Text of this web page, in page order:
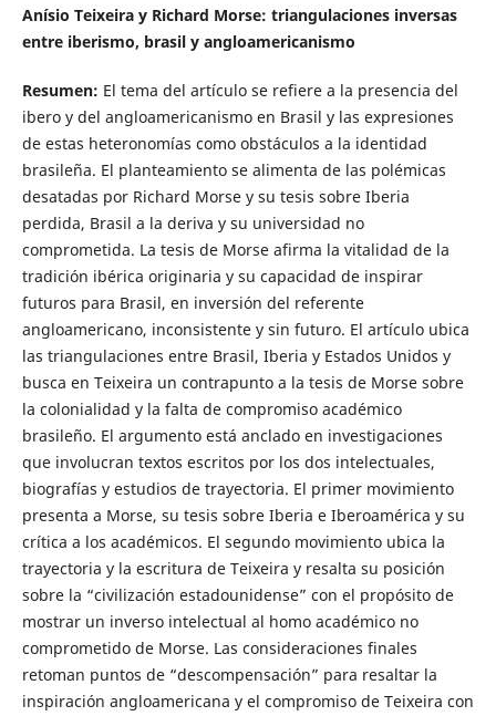
Anísio Teixeira y Richard Morse: triangulaciones inversas
entre iberismo, brasil y angloamericanismo
Resumen: El tema del artículo se refiere a la presencia del
ibero y del angloamericanismo en Brasil y las expresiones
de estas heteronomías como obstáculos a la identidad
brasileña. El planteamiento se alimenta de las polémicas
desatadas por Richard Morse y su tesis sobre Iberia
perdida, Brasil a la deriva y su universidad no
comprometida. La tesis de Morse afirma la vitalidad de la
tradición ibérica originaria y su capacidad de inspirar
futuros para Brasil, en inversión del referente
angloamericano, inconsistente y sin futuro. El artículo ubica
las triangulaciones entre Brasil, Iberia y Estados Unidos y
busca en Teixeira un contrapunto a la tesis de Morse sobre
la colonialidad y la falta de compromiso académico
brasileño. El argumento está anclado en investigaciones
que involucran textos escritos por los dos intelectuales,
biografías y estudios de trayectoria. El primer movimiento
presenta a Morse, su tesis sobre Iberia e Iberoamérica y su
crítica a los académicos. El segundo movimiento ubica la
trayectoria y la escritura de Teixeira y resalta su posición
sobre la “civilización estadounidense” con el propósito de
mostrar un inverso intelectual al homo académico no
comprometido de Morse. Las consideraciones finales
retoman puntos de “descompensación” para resaltar la
inspiración angloamericana y el compromiso de Teixeira con